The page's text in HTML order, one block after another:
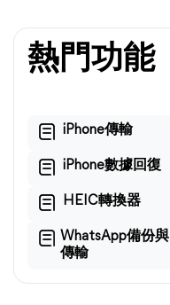
熱門功能
iPhone傳輸
iPhone數據回復
HEIC轉換器
WhatsApp備份與
傳輸